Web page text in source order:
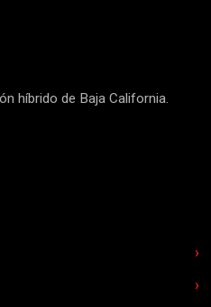
híbrido de Baja California.